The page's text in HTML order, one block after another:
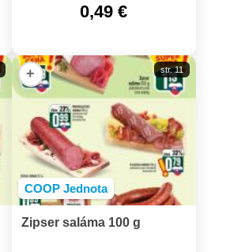
0,49 €
+
COOP Jednota
str. 11
Zipser saláma 100 g